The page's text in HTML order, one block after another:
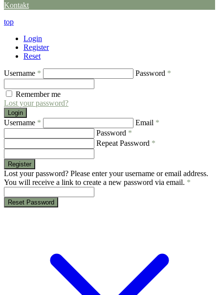
Kontakt
top
Login
Register
Reset
Username * Password *
Remember me
Lost your password?
Login
Username * Email *
Password *
Repeat Password *
Register
Lost your password? Please enter your username or email address.
You will receive a link to create a new password via email. *
Reset Password